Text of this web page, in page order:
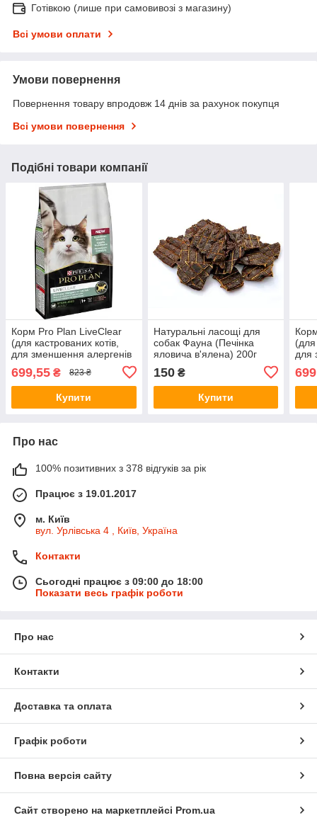
Готівкою (лише при самовивозі з магазину)
Всі умови оплати
Умови повернення
Повернення товару впродовж 14 днів за рахунок покупця
Всі умови повернення
Подібні товари компанії
Корм Pro Plan LiveClear
(для кастрованих котів,
для зменшення алергенів
699,55 ₴ 823 ₴
Купити
Натуральні ласощі для
собак Фауна (Печінка
яловича в'ялена) 200г
150₴
Купити
(для
для
Про нас
100% позитивних з 378 відгуків за рік
Працює з 19.01.2017
м. Київ
вул. Урлівська 4 , Київ, Україна
Контакти
Сьогодні працює з 09:00 до 18:00
Показати весь графік роботи
Про нас
Контакти
Доставка та оплата
Графік роботи
Повна версія сайту
Сайт створено на маркетплейсі Prom.ua